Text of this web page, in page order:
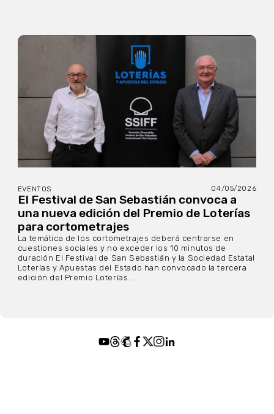
EVENTOS 04/05/2026
El Festival de San Sebastián convoca a
una nueva edición del Premio de Loterías
para cortometrajes
La temática de los cortometrajes deberá centrarse en
cuestiones sociales y no exceder los 10 minutos de
duración El Festival de San Sebastián y la Sociedad Estatal
Loterías y Apuestas del Estado han convocado la tercera
edición del Premio Loterías...